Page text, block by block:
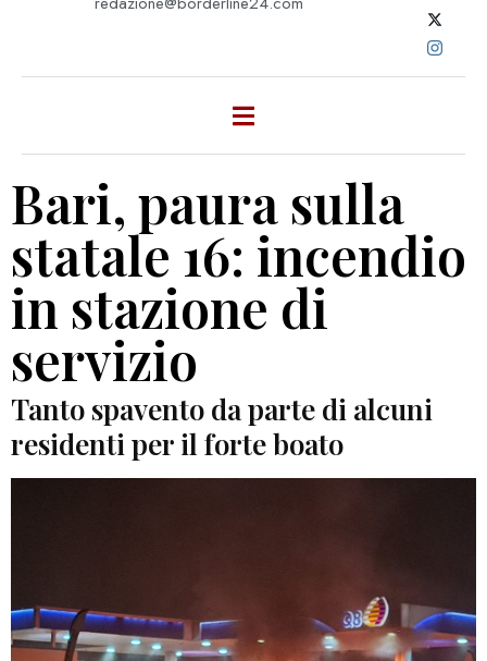
Bari, paura sulla
statale 16: incendio
in stazione di
servizio
Tanto spavento da parte di alcuni
residenti per il forte boato